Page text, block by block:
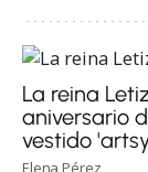
La reina
aniversario
vestido
Elena Pérez